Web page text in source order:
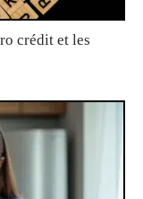
crédit et les